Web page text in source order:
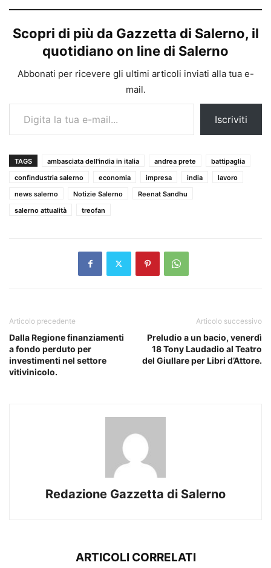
Scopri di più da Gazzetta di Salerno, il
quotidiano on line di Salerno
Abbonati per ricevere gli ultimi articoli inviati alla tua e-
mail.
Digita la tua e-mail...
Iscriviti
TAGS ambasciata dell'india in italia andrea prete
battipaglia
confindustria salerno
economia impresa india
lavoro
news salerno
Notizie Salerno
Reenat Sandhu
salerno attualità
treofan
Articolo precedente
Dalla Regione finanziamenti
a fondo perduto per
investimenti nel settore
vitivinicolo.
Articolo successivo
Preludio a un bacio, venerdì
18 Tony Laudadio al Teatro
del Giullare per Libri d’Attore.
Redazione Gazzetta di Salerno
ARTICOLI CORRELATI